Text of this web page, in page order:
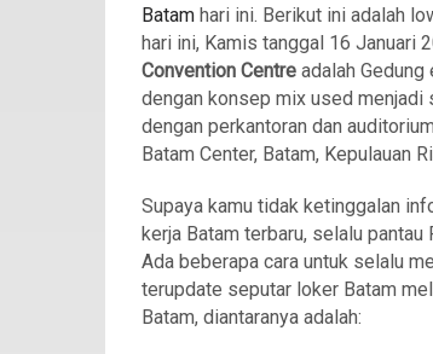
Batam hari ini. Berikut ini adalah
hari ini, Kamis tanggal 16 Januari
Convention Centre adalah
dengan konsep mix used menjadi
dengan perkantoran dan
Batam Center, Batam, Kepulauan
Supaya kamu tidak ketinggalan
kerja Batam terbaru, selalu pantau
Ada beberapa cara untuk selalu
terupdate seputar loker Batam
Batam, diantaranya adalah: